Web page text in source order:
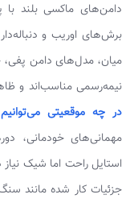
دامن‌های ماکسی بلند با
برش‌های اوریب و
میان، مدل‌های دامن پفی،
نیمه‌رسمی مناسب‌اند و
در چه موقعیتی
مهمانی‌های خودمانی،
استایل راحت اما شیک
جزئیات کار شده مانند